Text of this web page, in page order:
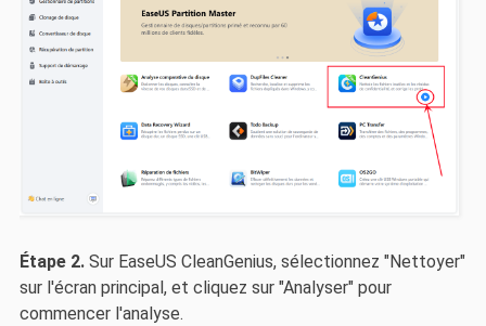
Étape 2. Sur EaseUS CleanGenius, sélectionnez "Nettoyer"
sur l'écran principal, et cliquez sur "Analyser" pour
commencer l'analyse.